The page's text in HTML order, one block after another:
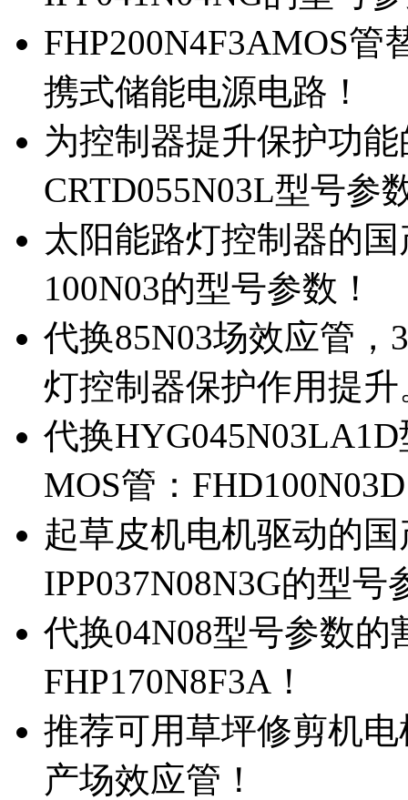
FHP200N4F3AMOS管
携式储能电源电路！
为控制器提升保护功
CRTD055N03L型号参
太阳能路灯控制器的
100N03的型号参数！
代换85N03场效应管
灯控制器保护作用提升
代换
MOS管：
起草皮机电机驱动的
IPP037N08N3G的型号
代换04N08型号参数
FHP170N8F3A！
推荐可用草坪修剪机电
产场效应管！